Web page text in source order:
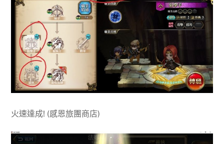
火速達成! (感恩旅團商店)